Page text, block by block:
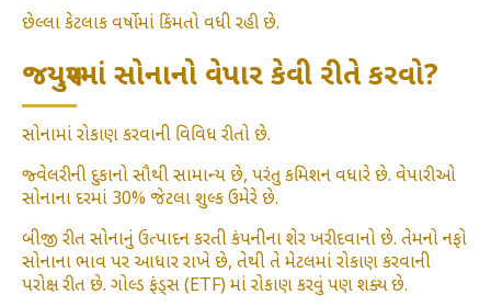
છેલ્લા કેટલાક વર્ષોમાં કિંમતો વધી રહી છે.
જયપુરમાં સોનાનો વેપાર કેવી રીતે કરવો?
સોનામાં રોકાણ કરવાની વિવિધ રીતો છે.
જ્વેલરીની દુકાનો સૌથી સામાન્ય છે, પરંતુ કમિશન વધારે છે. વેપારીઓ
સોનાના દરમાં 30% જેટલા શુલ્ક ઉમેરે છે.
બીજી રીત સોનાનું ઉત્પાદન કરતી કંપનીના શેર ખરીદવાનો છે. તેમનો નફો
સોનાના ભાવ પર આધાર રાખે છે, તેથી તે મેટલમાં રોકાણ કરવાની
પરોક્ષ રીત છે. ગોલ્ડ ફંડ્સ (ETF) માં રોકાણ કરવું પણ શક્ય છે.